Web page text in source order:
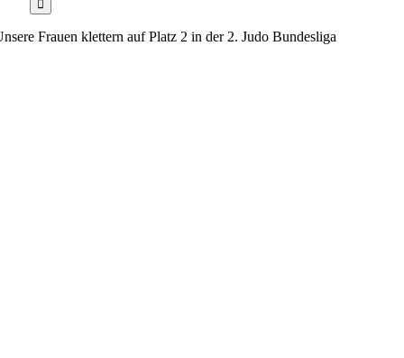
Frauen klettern auf Platz 2 in der 2. Judo Bundesliga